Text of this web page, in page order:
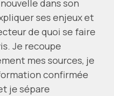
dans son
ses enjeux et
de quoi se faire
Je recoupe
mes sources, je
confirmée
je sépare